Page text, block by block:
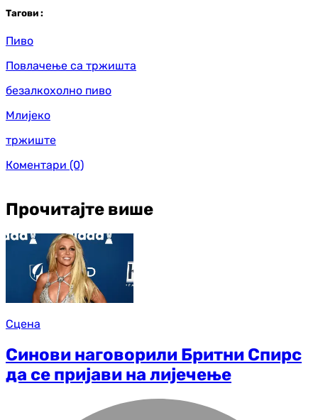
Тагови :
Пиво
Повлачење са тржишта
безалкохолно пиво
Млијеко
тржиште
Коментари (0)
Прочитајте више
Сцена
Синови наговорили Бритни Спирс
да се пријави на лијечење